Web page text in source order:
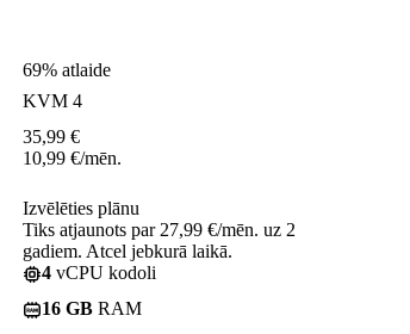
69% atlaide
KVM 4
35,99 €
10,99 €/mēn.
Izvēlēties plānu
Tiks atjaunots par 27,99 €/mēn. uz 2
gadiem. Atcel jebkurā laikā.
4 vCPU kodoli
16 GB RAM